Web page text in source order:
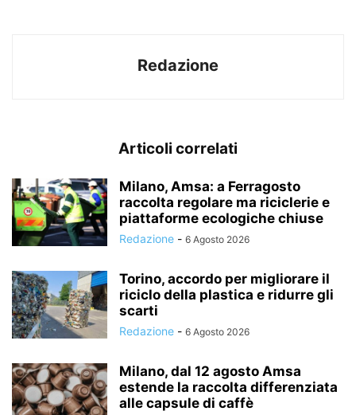
Redazione
Articoli correlati
Milano, Amsa: a Ferragosto
raccolta regolare ma riciclerie e
piattaforme ecologiche chiuse
Redazione - 6 Agosto 2026
Torino, accordo per migliorare il
riciclo della plastica e ridurre gli
scarti
Redazione - 6 Agosto 2026
Milano, dal 12 agosto Amsa
estende la raccolta differenziata
alle capsule di caffè